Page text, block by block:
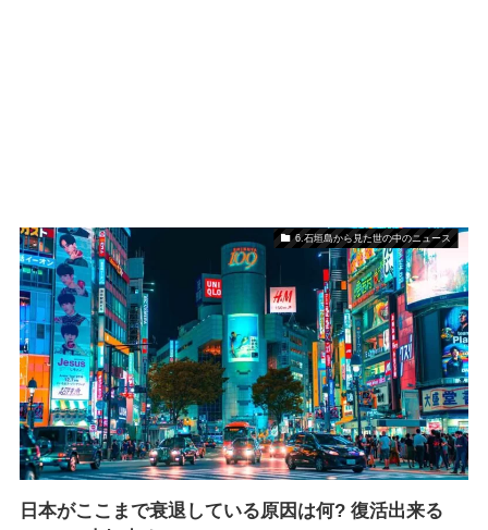
6.石垣島から見た世の中のニュース
日本がここまで衰退している原因は何? 復活出来る